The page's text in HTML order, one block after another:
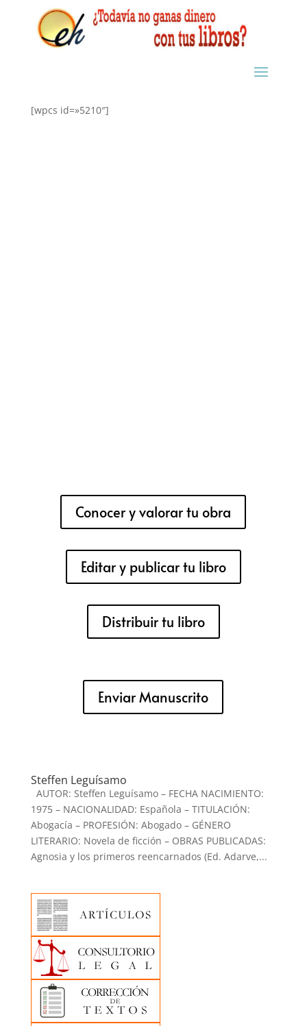
[wpcs id=»5210″]
Conocer y valorar tu obra
Editar y publicar tu libro
Distribuir tu libro
Enviar Manuscrito
Steffen Leguísamo
AUTOR: Steffen Leguísamo – FECHA NACIMIENTO:
1975 – NACIONALIDAD: Española – TITULACIÓN:
Abogacía – PROFESIÓN: Abogado – GÉNERO
LITERARIO: Novela de ficción – OBRAS PUBLICADAS:
Agnosia y los primeros reencarnados (Ed. Adarve,...